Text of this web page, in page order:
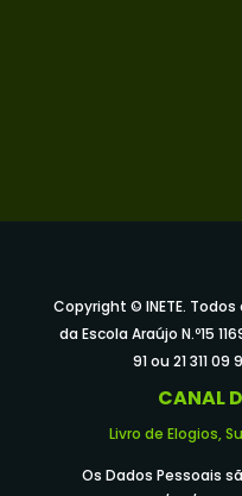
Copyright © INETE.
da Escola Araújo N.º15
91 ou 21 311 09
CANAL
Livro de Elogios,
Os Dados Pessoais